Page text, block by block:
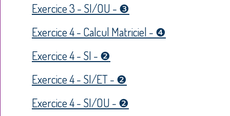
Exercice 3 - SI/OU - ❸
Exercice 4 - Calcul Matriciel - ❹
Exercice 4 - SI - ❷
Exercice 4 - SI/ET - ❷
Exercice 4 - SI/OU - ❷